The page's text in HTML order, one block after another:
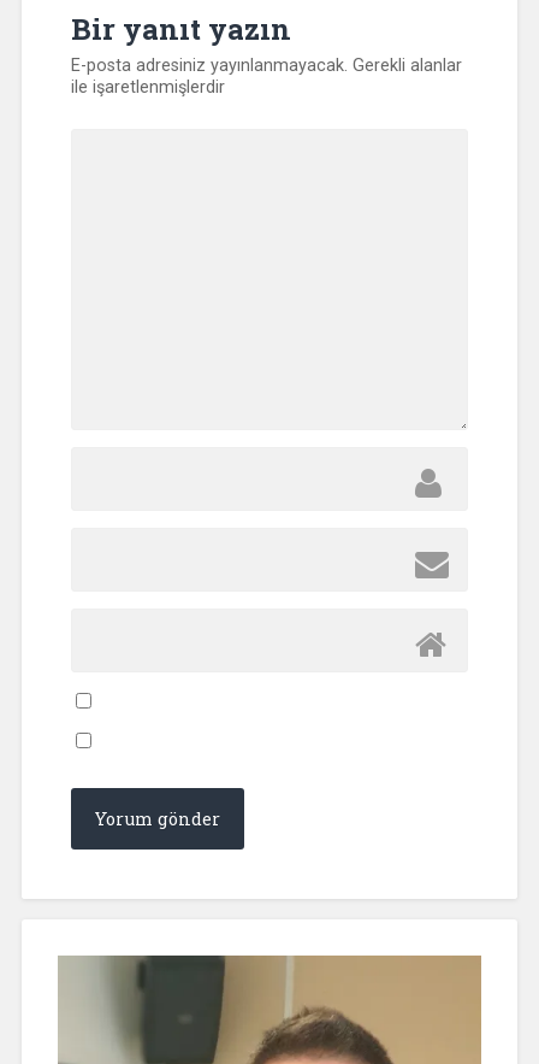
Bir yanıt yazın
E-posta adresiniz yayınlanmayacak. Gerekli alanlar
ile işaretlenmişlerdir